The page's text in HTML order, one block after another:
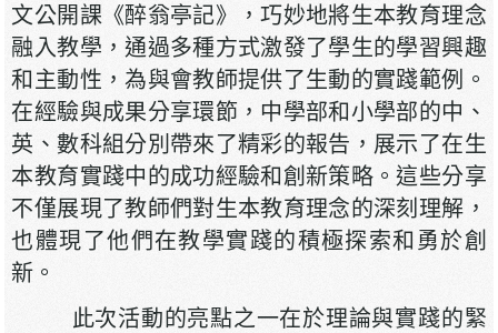
文公開課《醉翁亭記》，巧妙地將生本教育理念
融入教學，通過多種方式激發了學生的學習興趣
和主動性，為與會教師提供了生動的實踐範例。
在經驗與成果分享環節，中學部和小學部的中、
英、數科組分別帶來了精彩的報告，展示了在生
本教育實踐中的成功經驗和創新策略。這些分享
不僅展現了教師們對生本教育理念的深刻理解，
也體現了他們在教學實踐的積極探索和勇於創
新。
此次活動的亮點之一在於理論與實踐的緊